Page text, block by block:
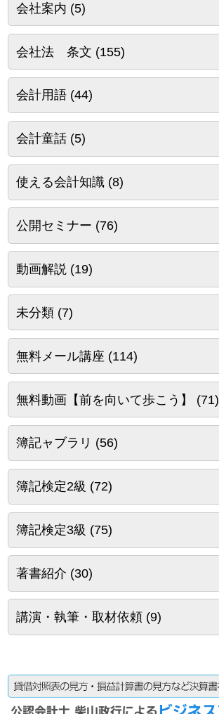
会社案内 (5)
会社法 条文 (155)
会計用語(44)
会計童話(5)
使える会計知識(8)
公開セミナー (76)
動画解説 (19)
未分類(7)
無料メール講座 (114)
無料動画【前を向いて歩こう】 (71)
簿記ャブラリ (56)
簿記検定2級 (72)
簿記検定3級 (75)
著書紹介 (30)
講演・執筆・取材依頼(9)